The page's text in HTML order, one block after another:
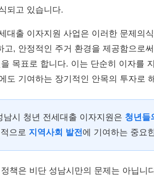
되고 있습니다.
대출 이자지원 사업은 이러한 문제의
고, 안정적인 주거 환경을 제공함으로
목표로 합니다. 이는 단순히 이자를
도 기여하는 장기적인 안목의 투자로
남시 청년 전세대출 이자지원은 청년들
으로 지역사회 발전 에 기여하는 중요
책은 비단 성남시만의 문제는 아닙니